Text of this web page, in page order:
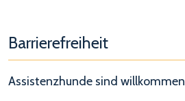
Barrierefreiheit
Assistenzhunde sind willkommen